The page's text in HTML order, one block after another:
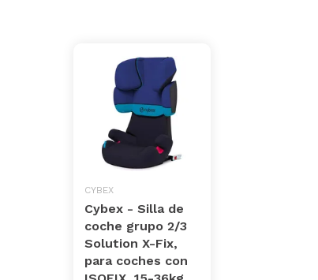
CYBEX
Cybex - Silla de
coche grupo 2/3
Solution X-Fix,
para coches con